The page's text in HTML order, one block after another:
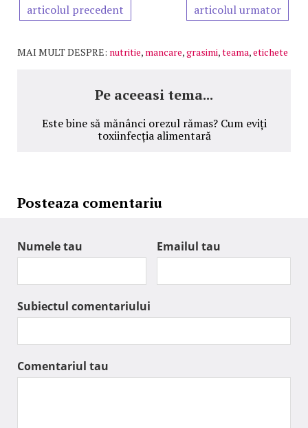
articolul precedent articolul urmator
MAI MULT DESPRE: nutritie, mancare,grasimi,teama,etichete
Pe aceeasi tema...
Este bine să mănânci orezul rămas? Cum eviți
toxiinfecția alimentară
Posteaza comentariu
Numele tau Emailul tau
Subiectul comentariului
Comentariul tau